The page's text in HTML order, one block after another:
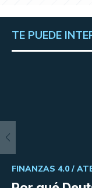
TE PUEDE
FINANZAS 4.0 /